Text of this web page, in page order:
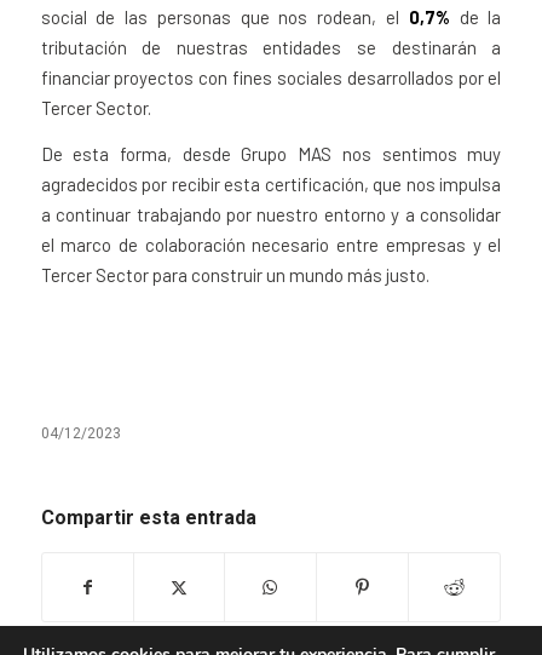
social de las personas que nos rodean, el 0,7% de la
tributación de nuestras entidades se destinarán a
financiar proyectos con fines sociales desarrollados por el
Tercer Sector.
De esta forma, desde Grupo MAS nos sentimos muy
agradecidos por recibir esta certificación, que nos impulsa
a continuar trabajando por nuestro entorno y a consolidar
el marco de colaboración necesario entre empresas y el
Tercer Sector para construir un mundo más justo.
04/12/2023
Compartir esta entrada